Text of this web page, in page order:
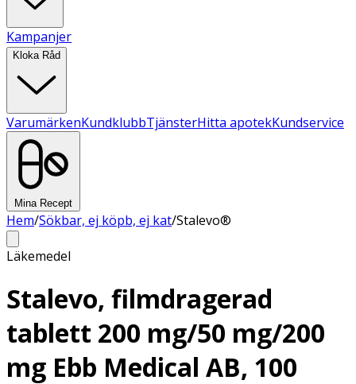
Kampanjer
Kloka Råd
VarumärkenKundklubbTjänsterHitta apotekKundservice
Mina Recept
Hem/Sökbar, ej köpb, ej kat/Stalevo®
Läkemedel
Stalevo, filmdragerad
tablett 200 mg/50 mg/200
mg Ebb Medical AB, 100